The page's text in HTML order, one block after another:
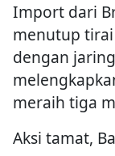
Import dari
menutup
dengan
meraih tiga
Aksi tamat,